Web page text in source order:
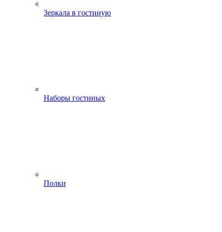
Зеркала в гостиную
Наборы гостиных
Полки